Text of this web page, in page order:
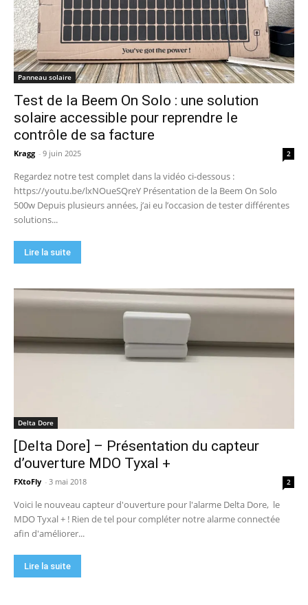
Panneau solaire
Test de la Beem On Solo : une solution
solaire accessible pour reprendre le
contrôle de sa facture
Kragg - 9 juin 2025 2
Regardez notre test complet dans la vidéo ci-dessous :
https://youtu.be/lxNOueSQreY Présentation de la Beem On Solo
500w Depuis plusieurs années, j’ai eu l’occasion de tester différentes
solutions...
Lire la suite
Delta Dore
[Delta Dore] – Présentation du capteur
d’ouverture MDO Tyxal +
FXtoFly - 3 mai 2018 2
Voici le nouveau capteur d'ouverture pour l'alarme Delta Dore, le
MDO Tyxal + ! Rien de tel pour compléter notre alarme connectée
afin d'améliorer...
Lire la suite